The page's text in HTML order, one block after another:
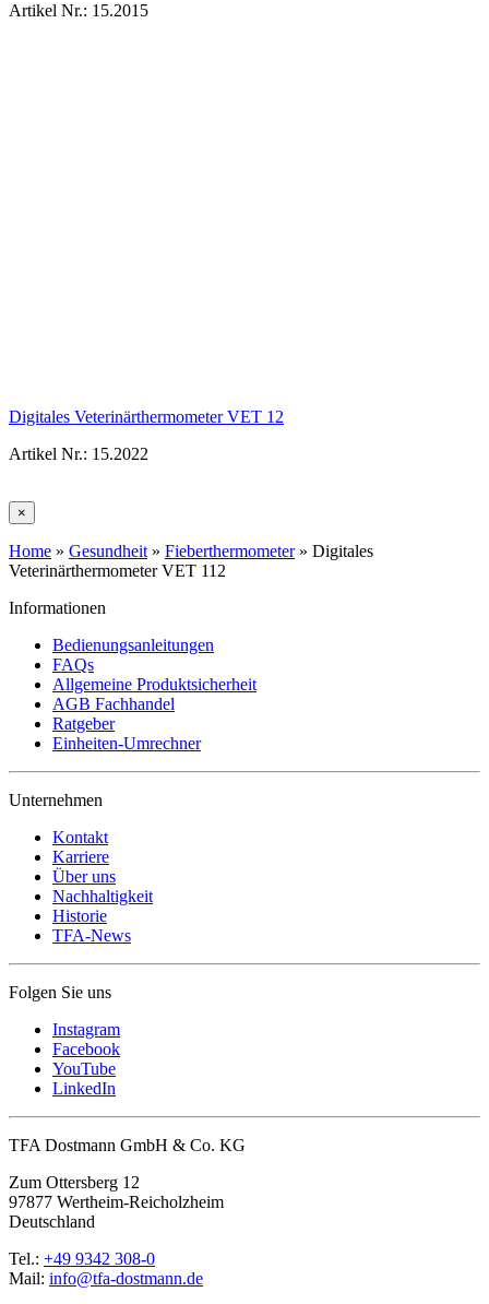
Artikel Nr.: 15.2015
Digitales Veterinärthermometer VET 12
Artikel Nr.: 15.2022
×
Home » Gesundheit » Fieberthermometer» Digitales
Veterinärthermometer VET 112
Informationen
Bedienungsanleitungen
FAQs
Allgemeine Produktsicherheit
AGB Fachhandel
Ratgeber
Einheiten-Umrechner
Unternehmen
Kontakt
Karriere
Über uns
Nachhaltigkeit
Historie
TFA-News
Folgen Sie uns
Instagram
Facebook
YouTube
LinkedIn
TFA Dostmann GmbH & Co. KG
Zum Ottersberg 12
97877 Wertheim-Reicholzheim
Deutschland
Tel.: +49 9342 308-0
Mail: info@tfa-dostmann.de